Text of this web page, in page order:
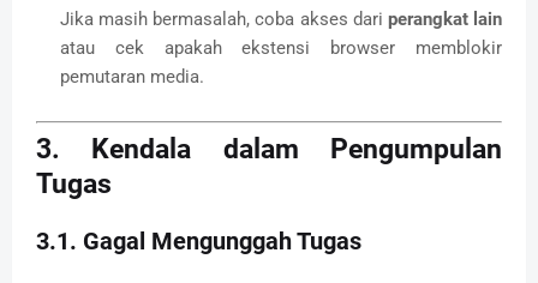
Jika masih bermasalah, coba akses dari perangkat lain
atau cek apakah ekstensi browser memblokir
pemutaran media.
3. Kendala dalam Pengumpulan
Tugas
3.1. Gagal Mengunggah Tugas